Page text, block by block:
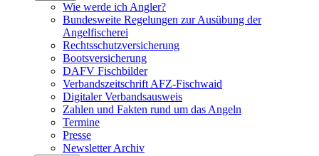
Wie werde ich Angler?
Bundesweite Regelungen zur Ausübung der
Angelfischerei
Rechtsschutzversicherung
Bootsversicherung
DAFV Fischbilder
Verbandszeitschrift AFZ-Fischwaid
Digitaler Verbandsausweis
Zahlen und Fakten rund um das Angeln
Termine
Presse
Newsletter Archiv